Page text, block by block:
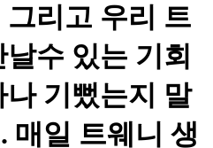
리고 우리 트
수 있는 기회
기뻤는지 말
매일 트웨니 생